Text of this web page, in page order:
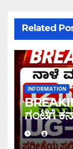
Related
INFORMATION
ಗಂಟೆಗೆ
ಫಲಿತಾಂಶ
2026